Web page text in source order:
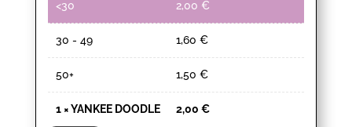
<30 2,00 €
30 - 49 1,60 €
50+ 1,50 €
1×YANKEE DOODLE 2,00 €